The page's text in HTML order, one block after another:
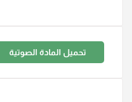
تحميل المادة الصوتية